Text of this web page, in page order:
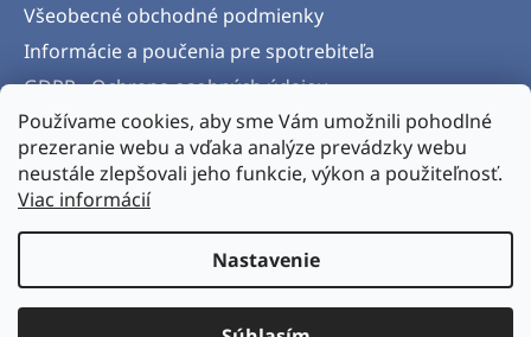
Používame cookies, aby sme Vám umožnili pohodlné
prezeranie webu a vďaka analýze prevádzky webu
neustále zlepšovali jeho funkcie, výkon a použiteľnosť.
Viac informácií
Nastavenie
Všeobecné obchodné podmienky
Informácie a poučenia pre spotrebiteľa
GDPR - Ochrana osobných údajov
Formulár na odstúpenie od zmluvy
Postup pri vytknutí vady produktu a Reklamačný
protokol
Vytvoril Shoptet& Verteco.sk